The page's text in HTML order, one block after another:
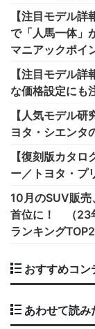
【注目モデル
で「人馬一体」
マニアックポイ
【注目モデル
な価格設定にも
【人気モデル
ヨタ・シエンタ
【復刻版カタ
ー／トヨタ・プ
10月のSUV販売
首位に！ （23
ランキング
おすすめコン
あわせて読み